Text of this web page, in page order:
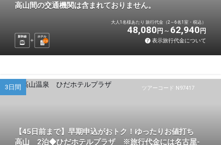
高山間の交通機関は含まれておりません。
新幹線
ホテル
2泊
大人1名様あたり 旅行代金（2～6名1室・税込）
48,080 円 62,940 円
表示旅行代金について
ツアーコード N97417
3日間
【45日前まで】早期申込がおトク！ゆったりお値打ち
高山 2泊◆ひだホテルプラザ ※旅行代金には名古屋-